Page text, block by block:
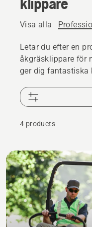
Visa alla
Letar du efter en
åkgräsklippare för
ger dig fantastiska
något oklippt gräs.
spakstyrda
krävande
4 products
Alla
produkter